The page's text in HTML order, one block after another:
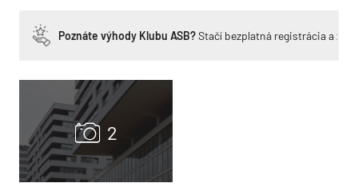
Poznáte výhody Klubu ASB?Stačí bezplatná registrácia a